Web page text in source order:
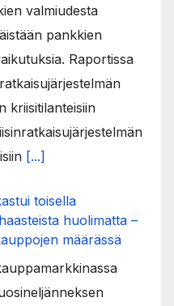
valmiudesta
pankkien
Raportissa
kriisitilanteisiin
[...]
toisella
huolimatta –
määrässä